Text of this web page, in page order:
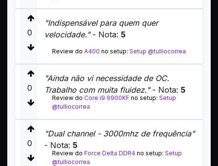
0
"Indispensável para quem quer
velocidade."- Nota: 5
Review do A400 no setup: Setup @tulliocorrea
0
"Ainda não vi necessidade de OC.
Trabalho com muita fluidez."- Nota: 5
Review do Core i9 9900KF no setup: Setup
@tulliocorrea
0
"Dual channel - 3000mhz de frequência"
- Nota: 5
Review do Force Delta DDR4 no setup: Setup
@tulliocorrea